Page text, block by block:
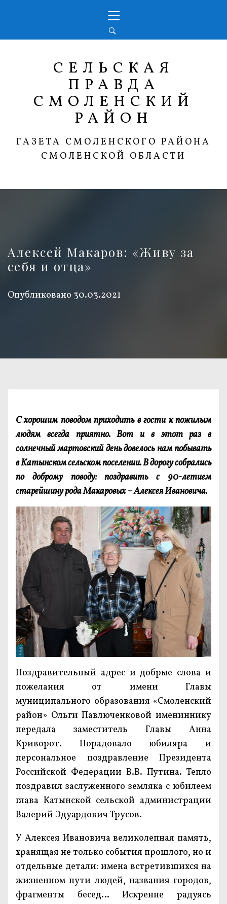
меню
СЕЛЬСКАЯ
ПРАВДА
СМОЛЕНСКИЙ
РАЙОН
ГАЗЕТА СМОЛЕНСКОГО РАЙОНА
СМОЛЕНСКОЙ ОБЛАСТИ
Алексей Макаров: «Живу за
себя и отца»
Опубликовано 30.03.2021
С хорошим поводом приходить в гости к пожилым
людям всегда приятно. Вот и в этот раз в
солнечный мартовский день довелось нам побывать
в Катынском сельском поселении. В дорогу собрались
по доброму поводу: поздравить с 90-летием
старейшину рода Макаровых – Алексея Ивановича.
Поздравительный адрес и добрые слова и
пожелания от имени Главы
муниципального образования «Смоленский
район» Ольги Павлюченковой имениннику
передала заместитель Главы Анна
Криворот. Порадовало юбиляра и
персональное поздравление Президента
Российской Федерации В.В. Путина. Тепло
поздравил заслуженного земляка с юбилеем
глава Катынской сельской администрации
Валерий Эдуардович Трусов.
У Алексея Ивановича великолепная память,
хранящая не только события прошлого, но и
отдельные детали: имена встретившихся на
жизненном пути людей, названия городов,
фрагменты бесед… Искренне радуясь